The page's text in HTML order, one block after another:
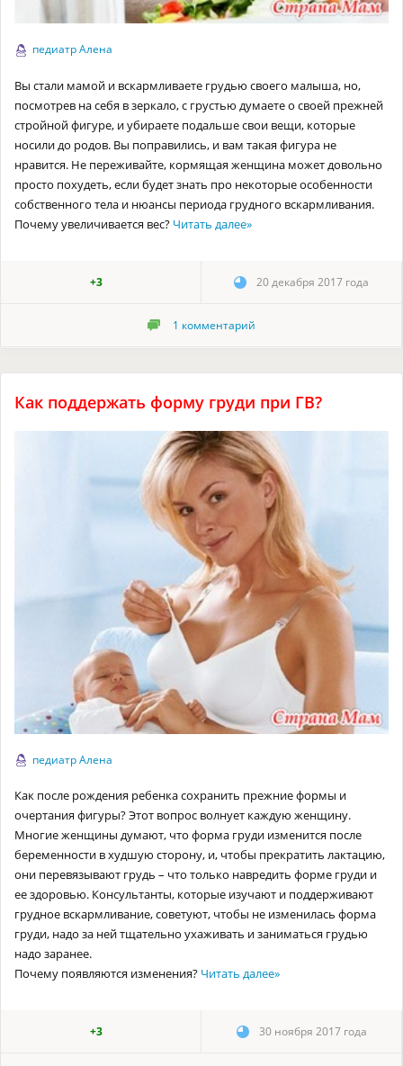
педиатр Алена
Вы стали мамой и вскармливаете грудью своего малыша, но,
посмотрев на себя в зеркало, с грустью думаете о своей прежней
стройной фигуре, и убираете подальше свои вещи, которые
носили до родов. Вы поправились, и вам такая фигура не
нравится. Не переживайте, кормящая женщина может довольно
просто похудеть, если будет знать про некоторые особенности
собственного тела и нюансы периода грудного вскармливания.
Почему увеличивается вес? Читать далее»
+3 20 декабря 2017 года
1 комментарий
Как поддержать форму груди при ГВ?
педиатр Алена
Как после рождения ребенка сохранить прежние формы и
очертания фигуры? Этот вопрос волнует каждую женщину.
Многие женщины думают, что форма груди изменится после
беременности в худшую сторону, и, чтобы прекратить лактацию,
они перевязывают грудь – что только навредить форме груди и
ее здоровью. Консультанты, которые изучают и поддерживают
грудное вскармливание, советуют, чтобы не изменилась форма
груди, надо за ней тщательно ухаживать и заниматься грудью
надо заранее.
Почему появляются изменения? Читать далее»
+3 30 ноября 2017 года